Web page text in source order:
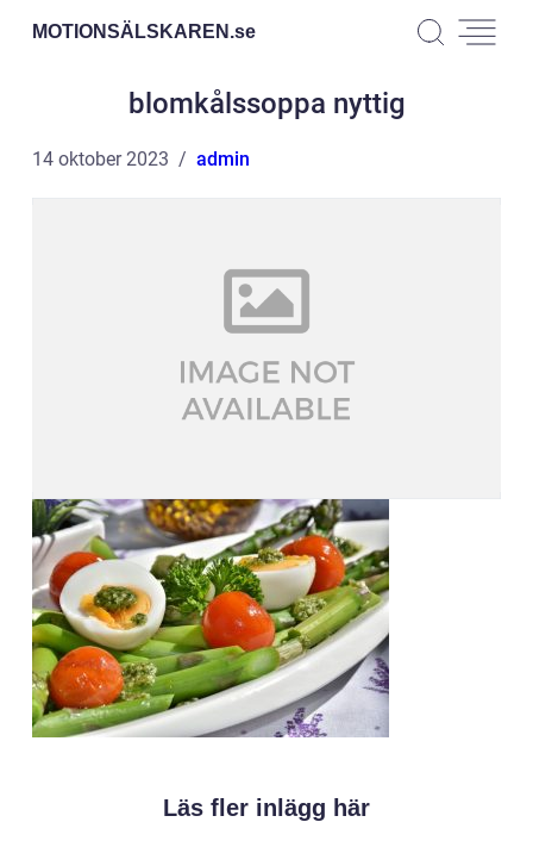
MOTIONSÄLSKAREN.se
blomkålssoppa nyttig
14 oktober 2023 admin
Läs fler inlägg här